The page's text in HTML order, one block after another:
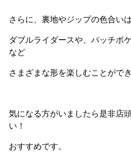
さらに、裏地やジップの色合いは
ダブルライダースや、パッチポ
など
さまざまな形を楽しむことができ
気になる方がいましたら是非店
い！
おすすめです。